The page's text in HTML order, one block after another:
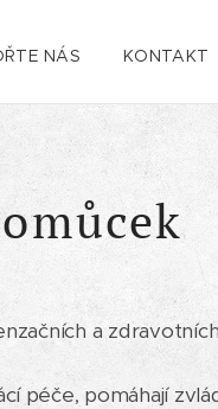
NÁS KONTAKT
a
péče, pomáhají